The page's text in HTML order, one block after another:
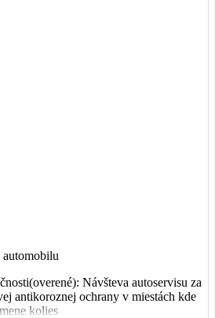
automobilu
Návšteva autoservisu za
antikoroznej ochrany v miestách kde
kolies